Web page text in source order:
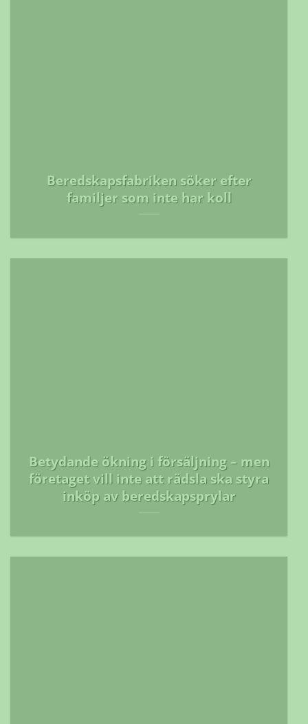
Beredskapsfabriken söker efter
familjer som inte har koll
Betydande ökning i försäljning – men
företaget vill inte att rädsla ska styra
inköp av beredskapsprylar